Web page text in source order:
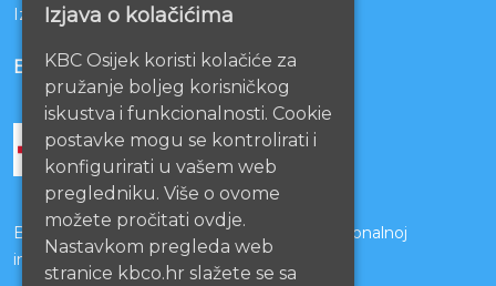
Izjava o pristupačnosti mrežnih stranica
BOLNICE PARTNERI
Bolnice s kojima je potpisan ugovor o funkcionalnoj
integraciji
Izjava o kolačićima
KBC Osijek koristi kolačiće za
pružanje boljeg korisničkog
iskustva i funkcionalnosti. Cookie
postavke mogu se kontrolirati i
konfigurirati u vašem web
pregledniku. Više o ovome
možete pročitati ovdje.
Nastavkom pregleda web
stranice kbco.hr slažete se sa